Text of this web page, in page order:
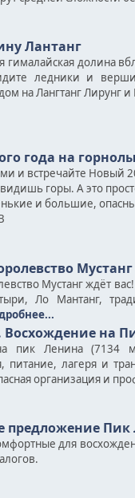
Лантанг
гималайская долина
ледники и
на Лангтанг Лирунг и
года на
и встречайте Новый
горы. А это
и большие,
Мустанг
Мустанг ждёт
Ло Мантанг,
на
пик Ленина (7134
питание, лагеря и
организация и
предложение Пик
для